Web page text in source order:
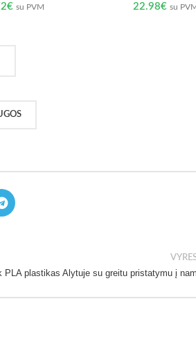
€ su PVM
22.98€ su
PLA plastikas Alytuje su greitu pristatymu į